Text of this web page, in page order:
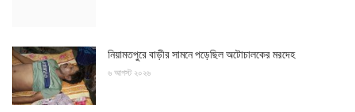
নিয়ামতপুরে বাড়ীর সামনে পড়েছিল অটোচালকের মরদেহ
৬ আগস্ট ২০২৬